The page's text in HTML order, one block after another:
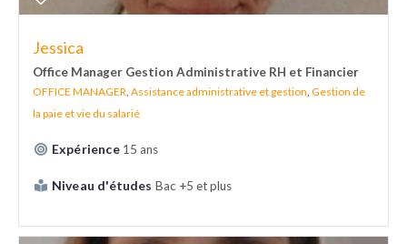
Jessica
Office Manager Gestion Administrative RH et Financier
OFFICE MANAGER Assistance administrative et gestion Gestion de
la paie et vie du salarié
Expérience 15 ans
Niveau d'études Bac +5 et plus